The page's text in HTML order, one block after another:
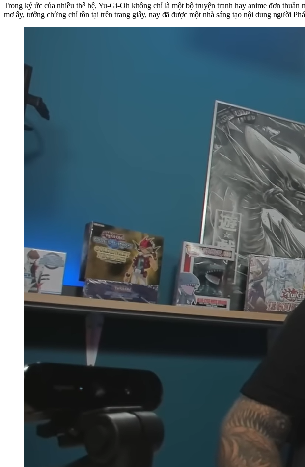
Trong ký ức của nhiều thế hệ, Yu-Gi-Oh không chỉ là một bộ truyện tranh hay anime đơn
mơ ấy, tưởng chừng chỉ tồn tại trên trang giấy, nay đã được một nhà sáng tạo nội dung người